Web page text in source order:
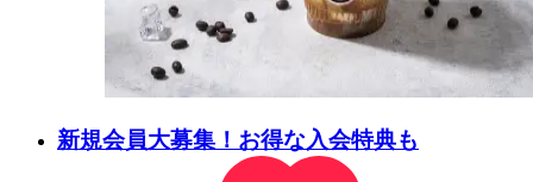
新規会員大募集！お得な入会特典も